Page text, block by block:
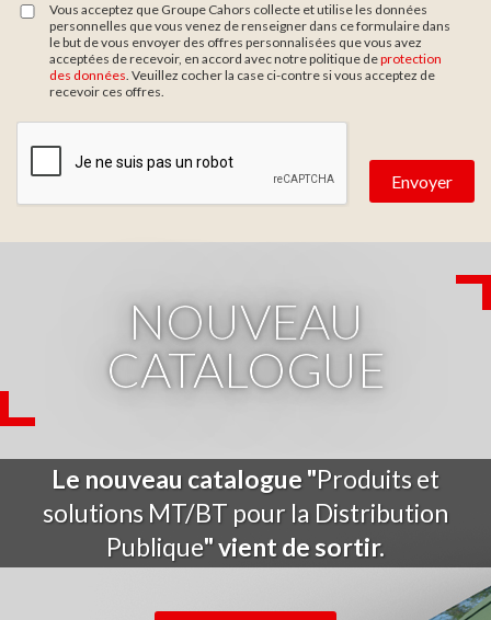
Vous acceptez que Groupe Cahors collecte et utilise les données
personnelles que vous venez de renseigner dans ce formulaire dans
le but de vous envoyer des offres personnalisées que vous avez
acceptées de recevoir, en accord avec notre politique deprotection
des données. Veuillez cocher la case ci-contre si vous acceptez de
recevoir ces offres.
NOUVEAU
CATALOGUE
Le nouveau catalogue "Produits et
solutions MT/BT pour la Distribution
Publique" vient de sortir.